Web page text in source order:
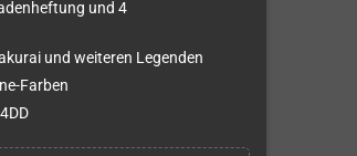
und 4
und weiteren Legenden
Farben